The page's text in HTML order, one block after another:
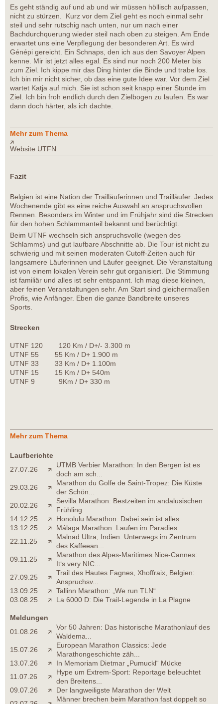
Es geht ständig auf und ab und wir müssen höllisch aufpassen,
nicht zu stürzen. Kurz vor dem Ziel geht es noch einmal sehr
steil und sehr rutschig nach unten, nur um nach einer
Bachdurchquerung wieder steil nach oben zu steigen. Am Ende
erwartet uns eine Verpflegung der besonderen Art. Es wird
Génépi gereicht. Ein Schnaps, den ich aus den Savoyer Alpen
kenne. Mir ist jetzt alles egal. Es sind nur noch 200 Meter bis
zum Ziel. Ich kippe mir das Ding hinter die Binde und trabe los.
Ich bin mir nicht sicher, ob das eine gute Idee war. Vor dem Ziel
wartet Katja auf mich. Sie ist schon seit knapp einer Stunde im
Ziel. Ich bin froh endlich durch den Zielbogen zu laufen. Es war
dann doch härter, als ich dachte.
Mehr zum Thema
Website UTFN
Fazit
Belgien ist eine Nation der Trailläuferinnen und Trailläufer. Jedes
Wochenende gibt es eine reiche Auswahl an anspruchsvollen
Rennen. Besonders im Winter und im Frühjahr sind die Strecken
für den hohen Schlammanteil bekannt und berüchtigt.
Beim UTNF wechseln sich anspruchsvolle (wegen des
Schlamms) und gut laufbare Abschnitte ab. Die Tour ist nicht zu
schwierig und mit seinen moderaten Cutoff-Zeiten auch für
langsamere Läuferinnen und Läufer geeignet. Die Veranstaltung
ist von einem lokalen Verein sehr gut organisiert. Die Stimmung
ist familiär und alles ist sehr entspannt. Ich mag diese kleinen,
aber feinen Veranstaltungen sehr. Am Start sind gleichermaßen
Profis, wie Anfänger. Eben die ganze Bandbreite unseres
Sports.
Strecken
UTNF 120 120 Km / D+/- 3.300 m
UTNF 55 55 Km / D+ 1.900 m
UTNF 33 33 Km / D+ 1.100m
UTNF 15 15 Km / D+ 540m
UTNF 9 9Km / D+ 330 m
Mehr zum Thema
Laufberichte
27.07.26
UTMB Verbier Marathon: In den Bergen ist es
doch am sch...
29.03.26
Marathon du Golfe de Saint-Tropez: Die Küste
der Schön...
20.02.26
Sevilla Marathon: Bestzeiten im andalusischen
Frühling
14.12.25
Honolulu Marathon: Dabei sein ist alles
13.12.25
Málaga Marathon: Laufen im Paradies
22.11.25
Malnad Ultra, Indien: Unterwegs im Zentrum
des Kaffeean...
09.11.25
Marathon des Alpes-Maritimes Nice-Cannes:
It‘s very NIC...
27.09.25
Trail des Hautes Fagnes, Xhoffraix, Belgien:
Anspruchsv...
13.09.25
Tallinn Marathon: „We run TLN“
03.08.25
La 6000 D: Die Trail-Legende in La Plagne
Meldungen
01.08.26
Vor 50 Jahren: Das historische Marathonlauf des
Waldema...
15.07.26
European Marathon Classics: Jede
Marathongeschichte zäh...
13.07.26
In Memoriam Dietmar „Pumuckl“ Mücke
11.07.26
Hype um Extrem-Sport: Reportage beleuchtet
den Breitens...
09.07.26
Der langweiligste Marathon der Welt
Männer brechen beim Marathon fast doppelt so